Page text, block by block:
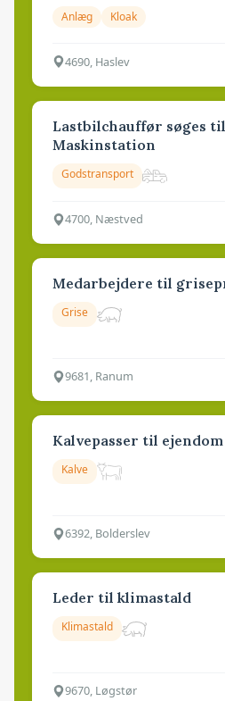
Anlæg Kloak
4690, Haslev
Lastbilchauffør søges
Maskinstation
Godstransport
4700, Næstved
Medarbejdere til
Grise
9681, Ranum
Kalvepasser til
Kalve
6392, Bolderslev
Leder til klimastald
Klimastald
9670, Løgstør